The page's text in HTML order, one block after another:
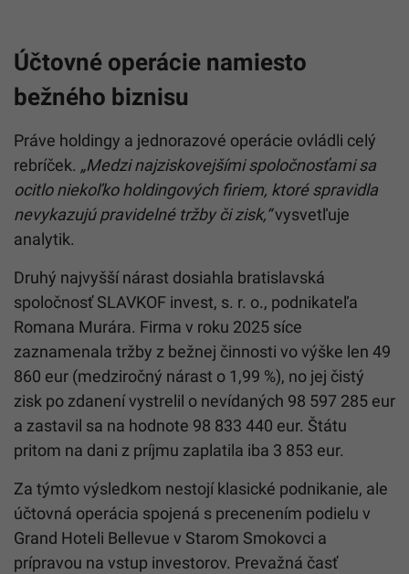
Účtovné operácie namiesto
bežného biznisu
Práve holdingy a jednorazové operácie ovládli celý
rebríček. „Medzi najziskovejšími spoločnosťami sa
ocitlo niekoľko holdingových firiem, ktoré spravidla
nevykazujú pravidelné tržby či zisk,“vysvetľuje
analytik.
Druhý najvyšší nárast dosiahla bratislavská
spoločnosť SLAVKOF invest, s. r. o., podnikateľa
Romana Murára. Firma v roku 2025 síce
zaznamenala tržby z bežnej činnosti vo výške len 49
860 eur (medziročný nárast o 1,99 %), no jej čistý
zisk po zdanení vystrelil o nevídaných 98 597 285 eur
a zastavil sa na hodnote 98 833 440 eur. Štátu
pritom na dani z príjmu zaplatila iba 3 853 eur.
Za týmto výsledkom nestojí klasické podnikanie, ale
účtovná operácia spojená s precenením podielu v
Grand Hoteli Bellevue v Starom Smokovci a
prípravou na vstup investorov. Prevažná časť